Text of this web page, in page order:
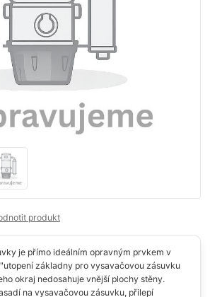
produkt
je přímo ideálním opravným prvkem v
základny pro vysavačovou zásuvku
okraj nedosahuje vnější plochy stěny.
na vysavačovou zásuvku, přilepí